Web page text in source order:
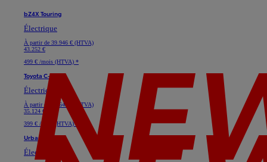
bZ4X Touring
Électrique
À partir de 39.946 € (HTVA)
43.252 €
499 € /mois (HTVA) *
Toyota C-HR+
Électrique
À partir de
32.645 € (HTVA)
35.124 €
399 € /mois (HTVA) *
Urban Cruiser
Électrique